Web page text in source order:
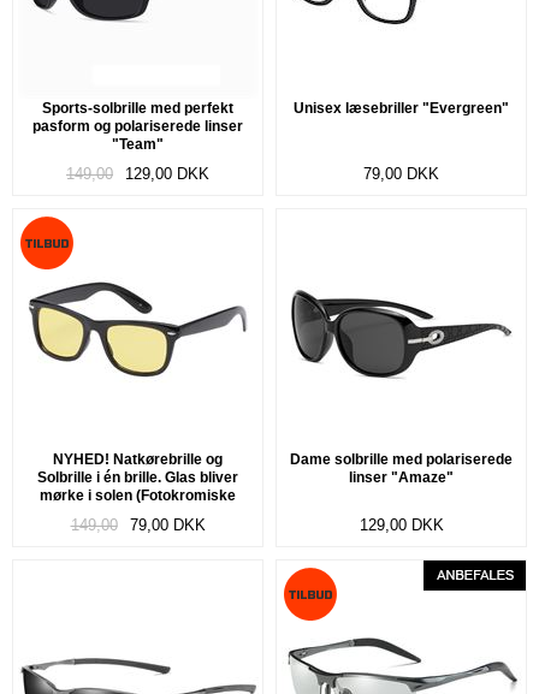
Sports-solbrille med perfekt
pasform og polariserede linser
"Team"
149,00 129,00 DKK
Unisex læsebriller "Evergreen"
79,00 DKK
NYHED! Natkørebrille og
Solbrille i én brille. Glas bliver
mørke i solen (Fotokromiske
149,00 79,00 DKK
Dame solbrille med polariserede
linser "Amaze"
129,00 DKK